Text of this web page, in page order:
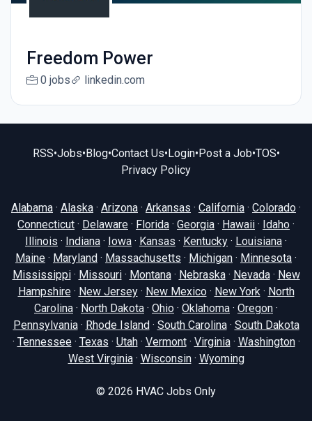
Freedom Power
0 jobs linkedin.com
RSS•Jobs•Blog•Contact Us•Login•Post a Job•TOS•
Privacy Policy
Alabama · Alaska · Arizona · Arkansas · California · Colorado ·
Connecticut · Delaware · Florida · Georgia · Hawaii · Idaho ·
Illinois · Indiana · Iowa · Kansas · Kentucky · Louisiana ·
Maine · Maryland · Massachusetts · Michigan · Minnesota ·
Mississippi· Missouri· Montana· Nebraska· Nevada· New
Hampshire· New Jersey· New Mexico· New York· North
Carolina · North Dakota · Ohio · Oklahoma · Oregon ·
Pennsylvania· Rhode Island · South Carolina· South Dakota
· Tennessee· Texas · Utah· Vermont· Virginia· Washington·
West Virginia· Wisconsin· Wyoming
© 2026 HVAC Jobs Only